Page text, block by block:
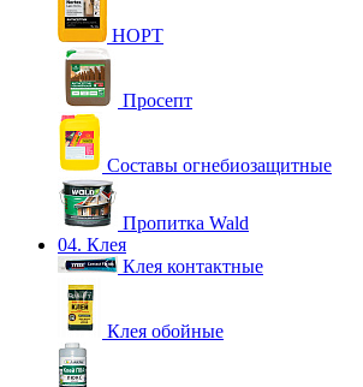
НОРТ
Просепт
Составы огнебиозащитные
Пропитка Wald
04. Клея
Клея контактные
Клея обойные